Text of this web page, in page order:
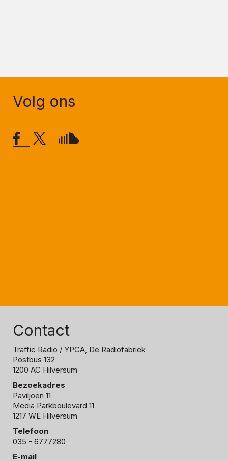
Volg ons
Contact
Traffic Radio / YPCA, De Radiofabriek
Postbus 132
1200 AC Hilversum
Bezoekadres
Paviljoen 11
Media Parkboulevard 11
1217 WE Hilversum
Telefoon
035 - 6777280
E-mail